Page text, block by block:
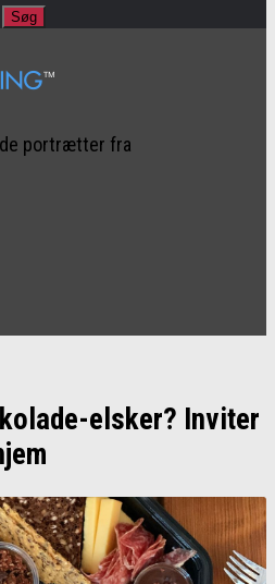
portrætter fra
elsker? Inviter